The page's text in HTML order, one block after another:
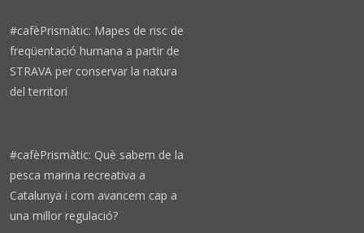
#cafèPrismàtic: Mapes de risc de
freqüentació humana a partir de
STRAVA per conservar la natura
del territori
#cafèPrismàtic: Què sabem de la
pesca marina recreativa a
Catalunya i com avancem cap a
una millor regulació?